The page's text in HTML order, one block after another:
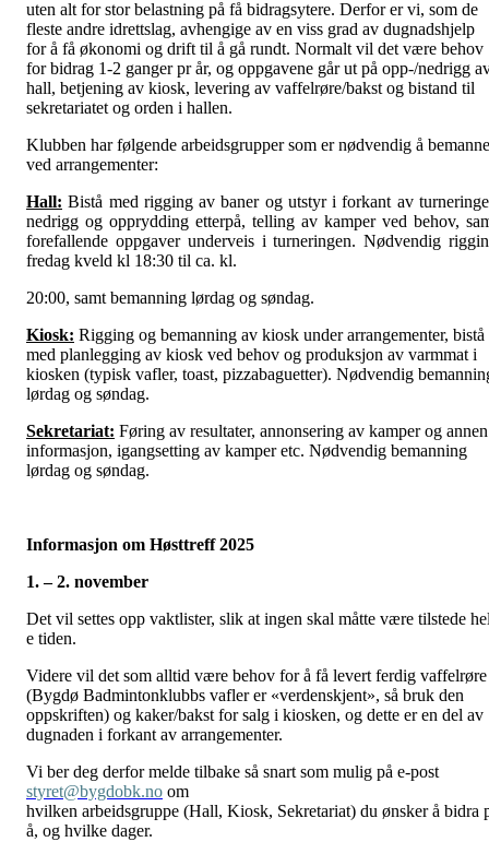
uten alt for stor belastning på få bidragsytere. Derfor er vi, som de
fleste andre idrettslag, avhengige av en viss grad av dugnadshjelp
for å få økonomi og drift til å gå rundt. Normalt vil det være behov
for bidrag 1-2 ganger pr år, og oppgavene går ut på opp-/nedrigg
hall, betjening av kiosk, levering av vaffelrøre/bakst og bistand til
sekretariatet og orden i hallen.
Klubben har følgende arbeidsgrupper som er nødvendig å
ved arrangementer:
Hall: Bistå med rigging av baner og utstyr i forkant av
nedrigg og opprydding etterpå, telling av kamper ved behov,
forefallende oppgaver underveis i turneringen. Nødvendig
fredag kveld kl 18:30 til ca. kl.
20:00, samt bemanning lørdag og søndag.
Kiosk: Rigging og bemanning av kiosk under arrangementer, bistå
med planlegging av kiosk ved behov og produksjon av varmmat i
kiosken (typisk vafler, toast, pizzabaguetter). Nødvendig
lørdag og søndag.
Sekretariat: Føring av resultater, annonsering av kamper og annen
informasjon, igangsetting av kamper etc. Nødvendig bemanning
lørdag og søndag.
Informasjon om Høsttreff 2025
1. – 2. november
Det vil settes opp vaktlister, slik at ingen skal måtte være tilstede
e tiden.
Videre vil det som alltid være behov for å få levert ferdig vaffelrøre
(Bygdø Badmintonklubbs vafler er «verdenskjent», så bruk den
oppskriften) og kaker/bakst for salg i kiosken, og dette er en del av
dugnaden i forkant av arrangementer.
Vi ber deg derfor melde tilbake så snart som mulig på e-post
styret@bygdobk.no om
hvilken arbeidsgruppe (Hall, Kiosk, Sekretariat) du ønsker å bidra
å, og hvilke dager.